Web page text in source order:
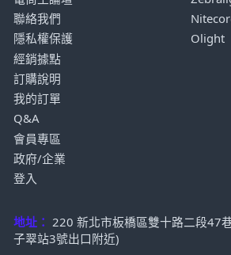
聯絡我們
隱私權保護
經銷據點
訂購說明
我的訂單
Q&A
會員專區
政府/企業
登入
Olight
地址： 220 新北市板橋區雙十路二段47
子翠站3號出口附近)